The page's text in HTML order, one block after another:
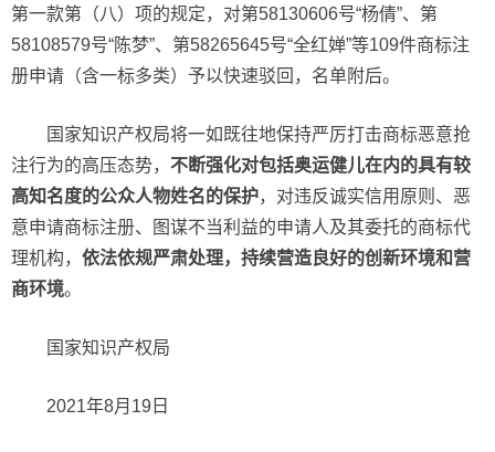
第一款第（八）项的规定，对第58130606号“杨倩”、第
58108579号“陈梦”、第58265645号“全红婵”等109件商标注
册申请（含一标多类）予以快速驳回，名单附后。
国家知识产权局将一如既往地保持严厉打击商标恶意抢
注行为的高压态势， 不断强化对包括奥运健儿在内的具有较
高知名度的公众人物姓名的保护，对违反诚实信用原则、恶
意申请商标注册、图谋不当利益的申请人及其委托的商标代
理机构， 依法依规严肃处理，持续营造良好的创新环境和营
商环境。
国家知识产权局
2021年8月19日